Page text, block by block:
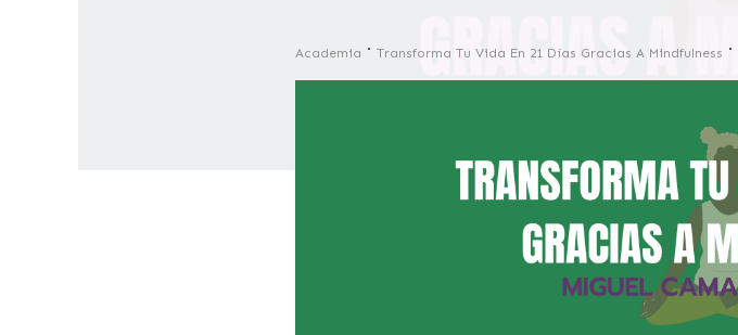
Academia Transforma Tu Vida En 21 Días Gracias A Mindfulness